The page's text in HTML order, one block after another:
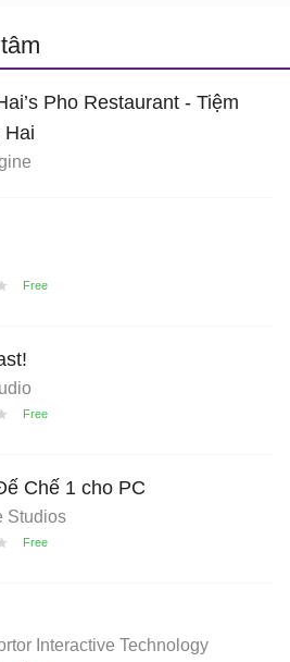
Pho Restaurant - Tiệm
Hai
Chế 1 cho PC
Studios
Interactive Technology